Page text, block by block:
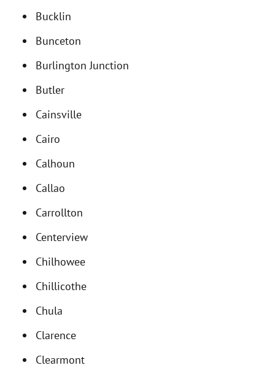
Bucklin
Bunceton
Burlington Junction
Butler
Cainsville
Cairo
Calhoun
Callao
Carrollton
Centerview
Chilhowee
Chillicothe
Chula
Clarence
Clearmont